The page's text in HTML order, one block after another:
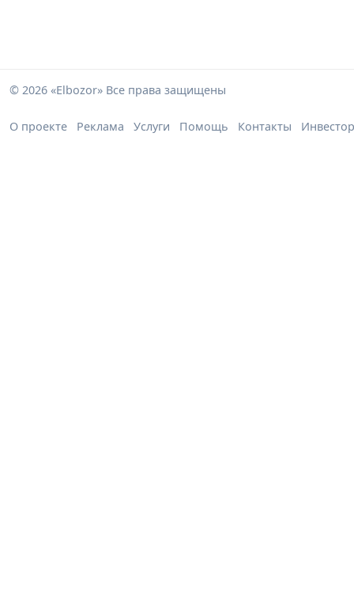
© 2026 «Elbozor» Все права защищены
О проекте Реклама Услуги Помощь Контакты